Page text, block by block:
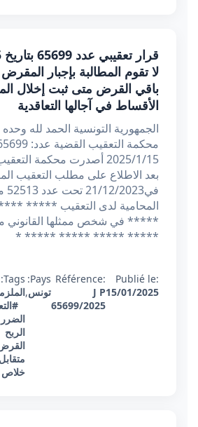
لا تقوم المطالبة بإجبار
باقي القرض متى ثبت إخلال
الأقساط في آجالها التعاقدية
الجمهورية التونسية الحمد لله
2025/1/15 أصدرت محكمة
بعد الاطلاع على مطلب التعقيب
المحامية لدى التعقيب *****
***** في شخص ممثلها القانوني
***** ***** ***** ***** *
Publié le:
15/01/2025
Référence:
J P
65699/2025
Pays:
تونس,
Tags:
الضرر
الربح
متقابل
خلاص